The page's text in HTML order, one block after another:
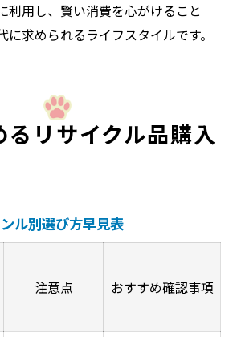
利用し、賢い消費を心がけること
求められるライフスタイルです。
るリサイクル品購入
ル別選び方早見表
注意点 おすすめ確認事項